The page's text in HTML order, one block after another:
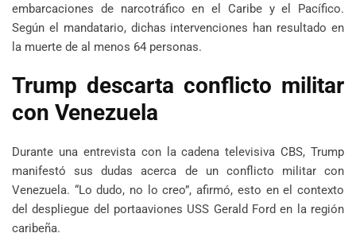
embarcaciones de narcotráfico en el Caribe y el Pacífico.
Según el mandatario, dichas intervenciones han resultado en
la muerte de al menos 64 personas.
Trump descarta conflicto militar
con Venezuela
Durante una entrevista con la cadena televisiva CBS, Trump
manifestó sus dudas acerca de un conflicto militar con
Venezuela. “Lo dudo, no lo creo”, afirmó, esto en el contexto
del despliegue del portaaviones USS Gerald Ford en la región
caribeña.